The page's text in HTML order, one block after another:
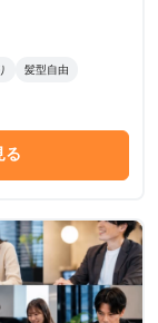
髪型自由
る